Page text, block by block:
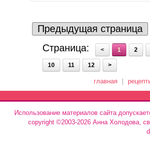
Предыдущая страница
Страница:
< 1 2
10 11 12 >
главная
Использование материалов сайта
copyright ©2003-2026 Анна Холодова,